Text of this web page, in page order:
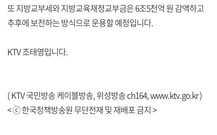
또 지방교부세와 지방교육재정교부금은 6조5천억 원 감액하고
추후에 보전하는 방식으로 운용할 예정입니다.
KTV 조태영입니다.
( KTV 국민방송 케이블방송, 위성방송 ch164,www.ktv.go.kr)
< ⓒ 한국정책방송원 무단전재 및 재배포 금지 >